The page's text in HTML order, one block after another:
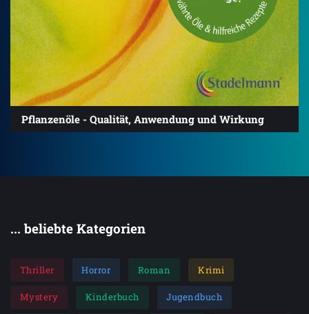
Pflanzenöle - Qualität, Anwendung und Wirkung
... beliebte Kategorien
Thriller Horror Roman Krimi
Mystery Kinderbuch Jugendbuch